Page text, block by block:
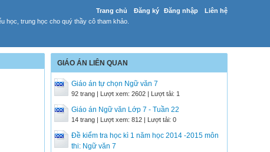
Trang chủ Đăng ký Đăng nhập Liên hệ
học, trung học cho quý thầy cô tham khảo.
GIÁO ÁN LIÊN QUAN
Giáo án tự chọn Ngữ văn 7
92 trang | Lượt xem: 2602 | Lượt tải: 1
Giáo án Ngữ văn Lớp 7 - Tuần 22
14 trang | Lượt xem: 812 | Lượt tải: 0
Đề kiểm tra học kì 1 năm học 2014 -2015 môn
thi: Ngữ văn 7